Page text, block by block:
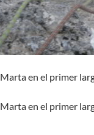
Marta en el primer
Marta en el primer